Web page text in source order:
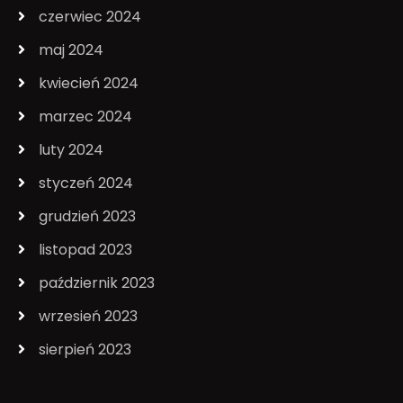
czerwiec 2024
maj 2024
kwiecień 2024
marzec 2024
luty 2024
styczeń 2024
grudzień 2023
listopad 2023
październik 2023
wrzesień 2023
sierpień 2023